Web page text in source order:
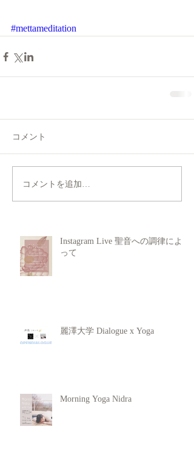
#mettameditation
コメント
コメントを追加…
Instagram Live 聖音への調律によ
って
麗澤大学 Dialogue x Yoga
Morning Yoga Nidra